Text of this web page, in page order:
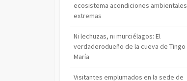
ecosistema acondiciones ambientales
extremas
Ni lechuzas, ni murciélagos: El
verdaderodueño de la cueva de Tingo
María
Visitantes emplumados en la sede de